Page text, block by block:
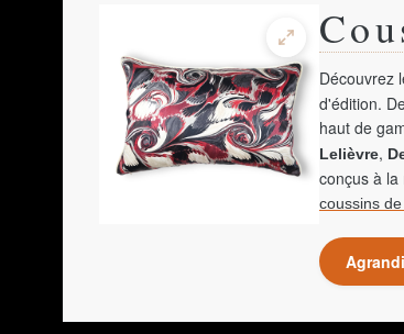
Découvrez
d'édition.
haut de
Lelièvre,
conçus à
coussins